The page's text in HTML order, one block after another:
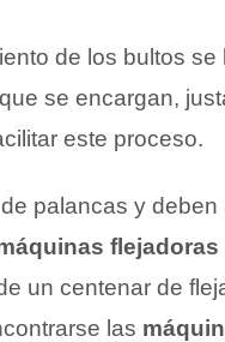
de los bultos se
que se encargan,
este proceso.
palancas y deben
flejadoras
un centenar de
las